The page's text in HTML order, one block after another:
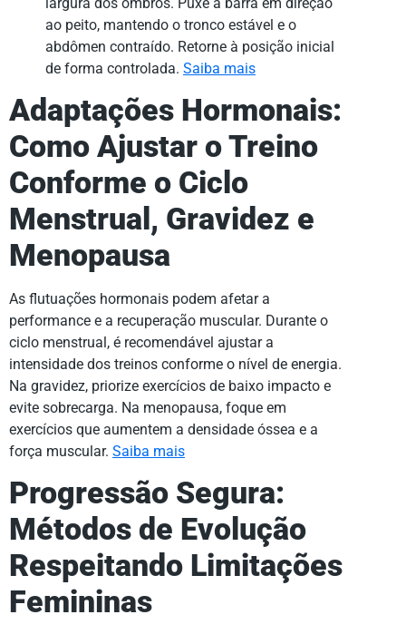
ao peito, mantendo o tronco estável e o
abdômen contraído. Retorne à posição inicial
de forma controlada. Saiba mais
Adaptações Hormonais:
Como Ajustar o Treino
Conforme o Ciclo
Menstrual, Gravidez e
Menopausa
As flutuações hormonais podem afetar a
performance e a recuperação muscular. Durante o
ciclo menstrual, é recomendável ajustar a
intensidade dos treinos conforme o nível de energia.
Na gravidez, priorize exercícios de baixo impacto e
evite sobrecarga. Na menopausa, foque em
exercícios que aumentem a densidade óssea e a
força muscular. Saiba mais
Progressão Segura:
Métodos de Evolução
Respeitando Limitações
Femininas